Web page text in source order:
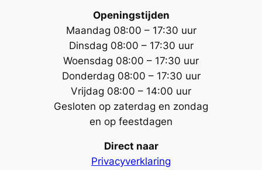
Openingstijden
Maandag 08:00 – 17:30 uur
Dinsdag 08:00 – 17:30 uur
Woensdag 08:00 – 17:30 uur
Donderdag 08:00 – 17:30 uur
Vrijdag 08:00 – 14:00 uur
Gesloten op zaterdag en zondag
en op feestdagen
Direct naar
Privacyverklaring